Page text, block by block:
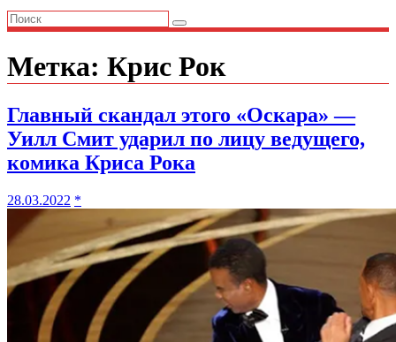
Метка: Крис Рок
Главный скандал этого «Оскара» —
Уилл Смит ударил по лицу ведущего,
комика Криса Рока
28.03.2022 *